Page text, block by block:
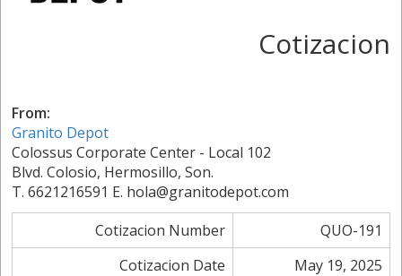
Cotizacion
From:
Granito Depot
Colossus Corporate Center - Local 102
Blvd. Colosio, Hermosillo, Son.
T. 6621216591 E. hola@granitodepot.com
Cotizacion Number
QUO-191
Cotizacion Date
May 19, 2025